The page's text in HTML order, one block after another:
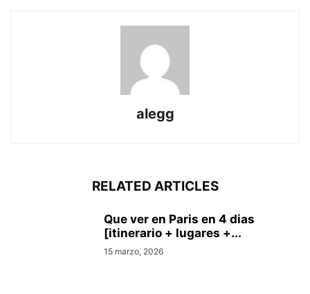
alegg
RELATED ARTICLES
Que ver en Pari­s en 4 di­as
[itinerario + lugares +...
15 marzo, 2026